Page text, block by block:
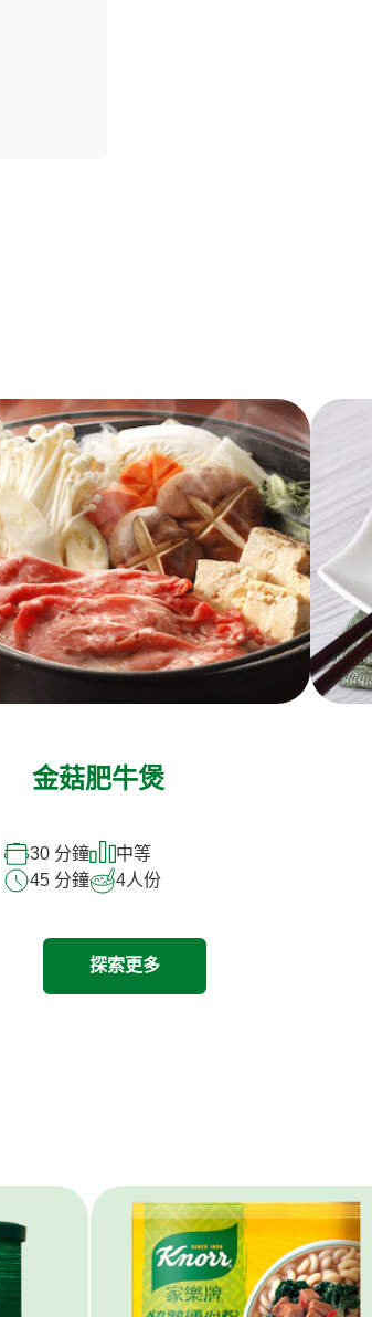
金菇肥牛煲
30 分鐘
中等
45 分鐘
4人份
探索更多